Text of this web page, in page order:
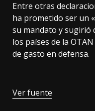
Entre otras
ha prometido ser un
su mandato y sugirió
los países de la
de gasto en defensa.
Ver fuente